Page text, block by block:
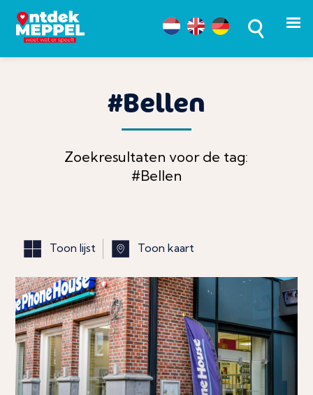
#Bellen
Zoekresultaten voor de tag:
#Bellen
Toon lijst Toon kaart